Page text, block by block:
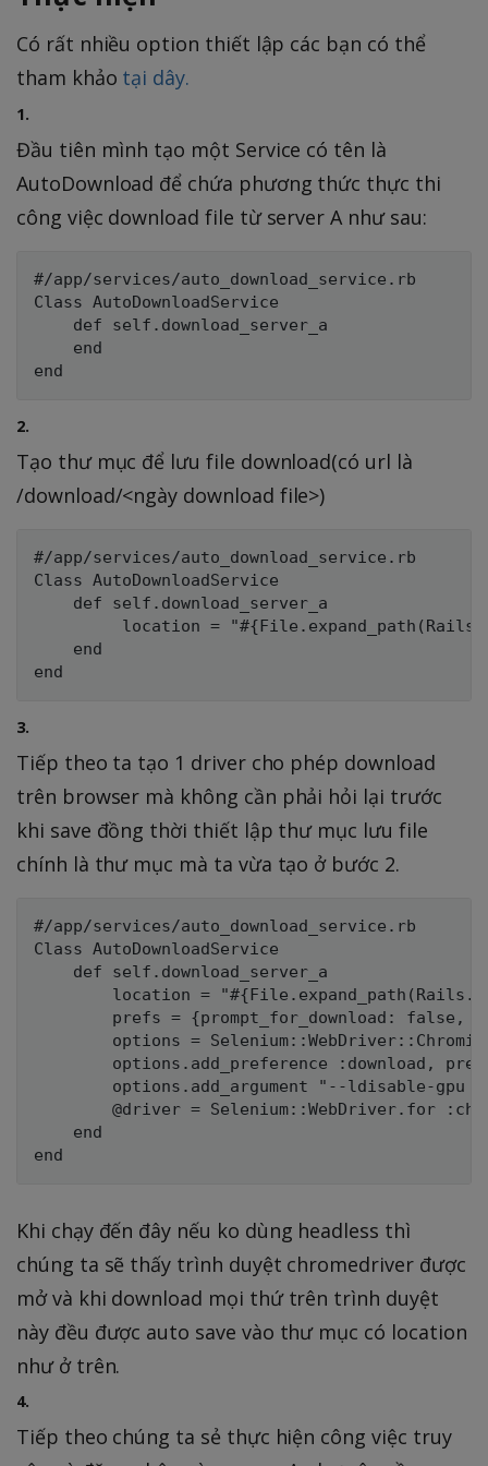
Có rất nhiều option thiết lập các bạn có thể
tham khảo tại dây.
1.
Đầu tiên mình tạo một Service có tên là
AutoDownload để chứa phương thức thực thi
công việc download file từ server A như sau:
#/app/services/auto_download_service.rb
Class AutoDownloadService
    def self.download_server_a
    end
2.
Tạo thư mục để lưu file download(có url là
/download/<ngày download file>)
#/app/services/auto_download_service.rb
Class AutoDownloadService
    def self.download_server_a
location =
    end
3.
Tiếp theo ta tạo 1 driver cho phép download
trên browser mà không cần phải hỏi lại trước
khi save đồng thời thiết lập thư mục lưu file
chính là thư mục mà ta vừa tạo ở bước 2.
#/app/services/auto_download_service.rb
Class AutoDownloadService
    def self.download_server_a
location =
prefs = {prompt_for_download: false,
options =
options.add_preference :download,
options.add_argument "--ldisable-gpu
@driver = Selenium::WebDriver.for
    end
Khi chạy đến đây nếu ko dùng headless thì
chúng ta sẽ thấy trình duyệt chromedriver được
mở và khi download mọi thứ trên trình duyệt
này đều được auto save vào thư mục có location
như ở trên.
4.
Tiếp theo chúng ta sẻ thực hiện công việc truy